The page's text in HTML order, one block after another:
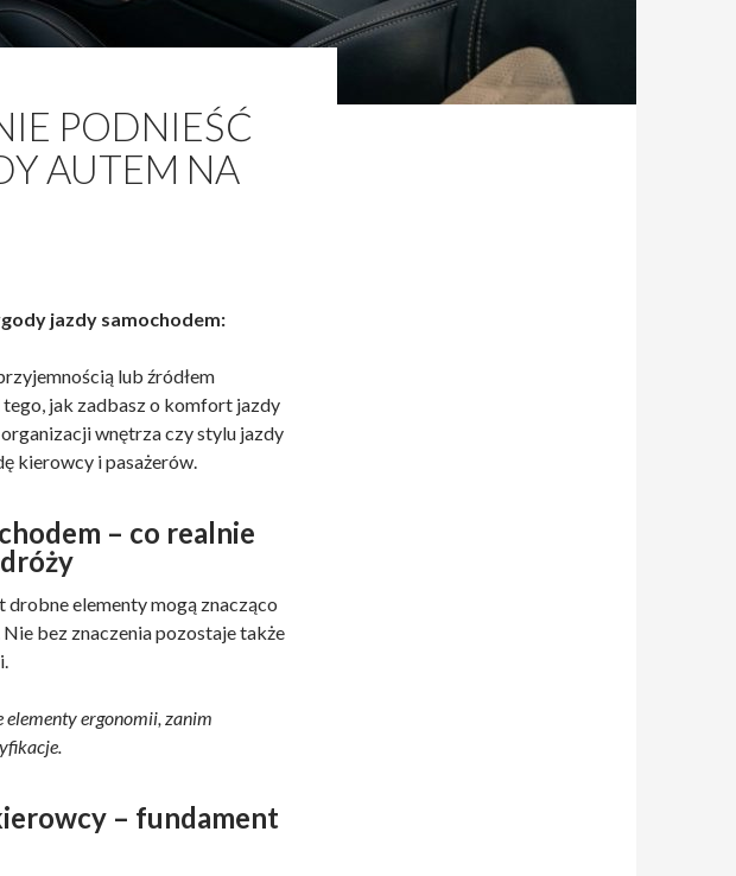
PODNIEŚĆ
AUTEM NA
jazdy samochodem:
lub źródłem
jak zadbasz o komfort jazdy
wnętrza czy stylu jazdy
kierowcy i pasażerów.
– co realnie
elementy mogą znacząco
bez znaczenia pozostaje także
elementy ergonomii, zanim
– fundament